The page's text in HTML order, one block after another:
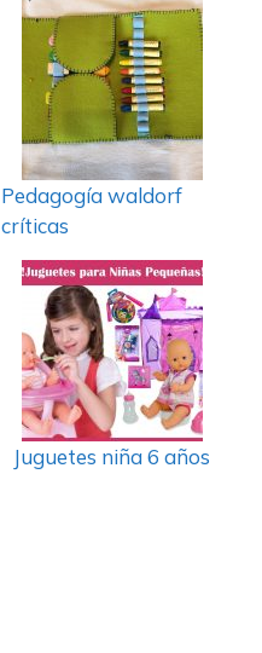
Pedagogía waldorf
críticas
Juguetes niña 6 años